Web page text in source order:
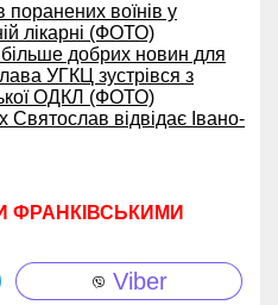
поранених воїнів у
лікарні (ФОТО)
добрих новин для
УГКЦ зустрівся з
ОДКЛ (ФОТО)
Святослав відвідає Івано-
ФРАНКІВСЬКИМИ
Viber